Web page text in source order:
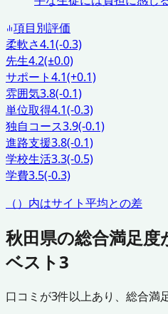
項目別評価
柔軟さ4.1(-0.3)
先生4.2(±0.0)
サポート4.1(+0.1)
雰囲気3.8(-0.1)
単位取得4.1(-0.3)
独自コース3.9(-0.1)
進路支援3.8(-0.1)
学校生活3.3(-0.5)
学費3.5(-0.3)
（）内はサイト平均との差
秋田県の総合満足度
ベスト3
口コミが3件以上あり、総合満